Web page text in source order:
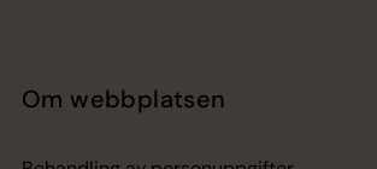
Om webbplatsen